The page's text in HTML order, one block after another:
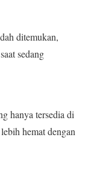
ditemukan,
sedang
hanya tersedia di
hemat dengan